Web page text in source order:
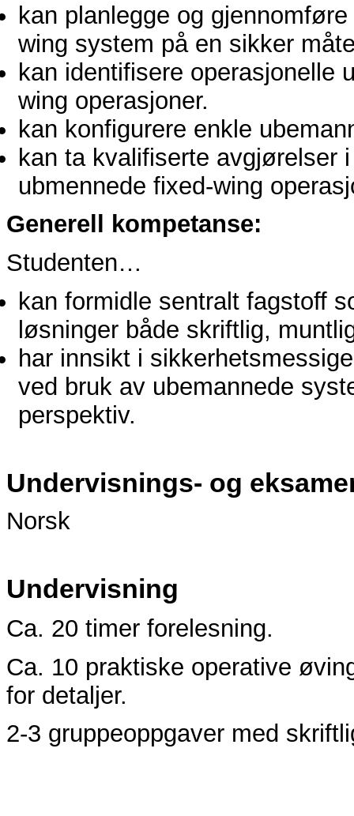
kan planlegge og
wing system på en sikker
kan identifisere operasjonelle
wing operasjoner.
kan konfigurere enkle
kan ta kvalifiserte avgjørelser
ubmennede fixed-wing
Generell kompetanse:
Studenten…
kan formidle sentralt fagstoff
løsninger både skriftlig,
har innsikt i
ved bruk av ubemannede
perspektiv.
Undervisnings- og
Norsk
Undervisning
Ca. 20 timer forelesning.
Ca. 10 praktiske operative
for detaljer.
2-3 gruppeoppgaver med